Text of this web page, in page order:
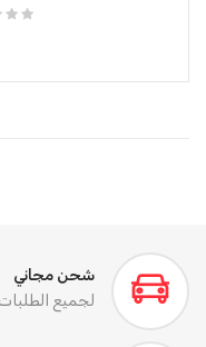
شحن مجاني
لجميع